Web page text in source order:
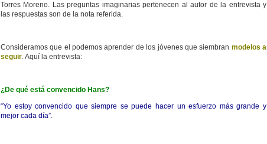
Torres Moreno. Las preguntas imaginarias pertenecen al autor de la entrevista y
las respuestas son de la nota referida.
Consideramos que el podemos aprender de los jóvenes que siembran modelos a
seguir. Aquí la entrevista:
¿De qué está convencido Hans?
“Yo estoy convencido que siempre se puede hacer un esfuerzo más grande y
mejor cada día”.